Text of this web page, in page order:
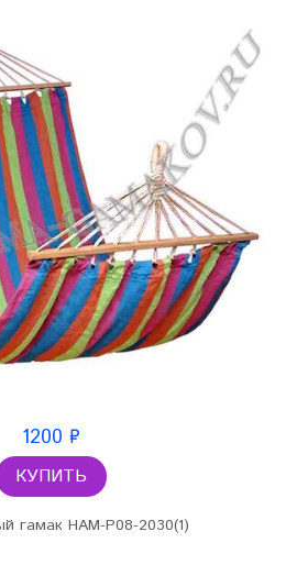
1200 ₽
КУПИТЬ
гамак HAM-P08-2030(1)